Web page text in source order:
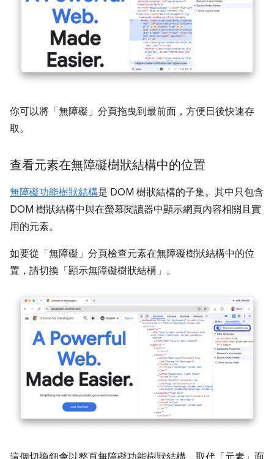
你可以將「無障礙」 分頁拖曳到最前面，方便日後快速存
取。
查看元素在無障礙樹狀結構中的位置
無障礙功能樹狀結構是 DOM 樹狀結構的子集。其中只包含
DOM 樹狀結構中與在螢幕閱讀器中顯示網頁內容相關且實
用的元素。
如要從「無障礙」分頁檢查元素在無障礙樹狀結構中的位
置，請切換「顯示無障礙樹狀結構」 。